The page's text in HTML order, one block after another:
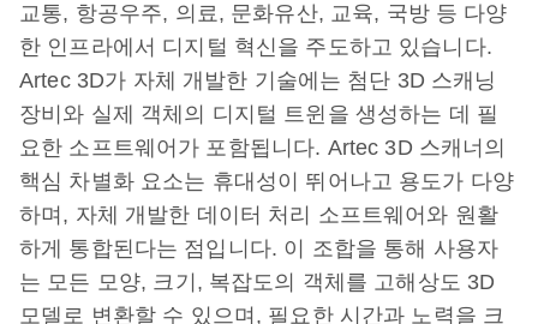
교통, 항공우주, 의료, 문화유산, 교육, 국방 등 다양
한 인프라에서 디지털 혁신을 주도하고 있습니다.
Artec 3D가 자체 개발한 기술에는 첨단 3D 스캐닝
장비와 실제 객체의 디지털 트윈을 생성하는 데 필
요한 소프트웨어가 포함됩니다. Artec 3D 스캐너의
핵심 차별화 요소는 휴대성이 뛰어나고 용도가 다양
하며, 자체 개발한 데이터 처리 소프트웨어와 원활
하게 통합된다는 점입니다. 이 조합을 통해 사용자
는 모든 모양, 크기, 복잡도의 객체를 고해상도 3D
모델로 변환할 수 있으며, 필요한 시간과 노력을 크